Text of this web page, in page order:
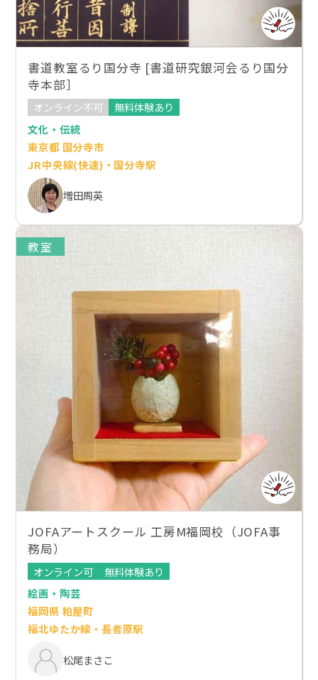
書道教室るり国分寺 [書道研究銀河会るり国分
寺本部］
オンライン不可
無料体験あり
文化・伝統
東京都 国分寺市
JR中央線(快速)・国分寺駅
増田周英
教室
JOFAアートスクール 工房M福岡校（JOFA事
務局）
オンライン可
無料体験あり
絵画・陶芸
福岡県 粕屋町
福北ゆたか線・長者原駅
松尾まさこ